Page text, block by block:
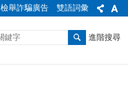
檢舉詐騙廣告 雙語詞彙
進階搜尋